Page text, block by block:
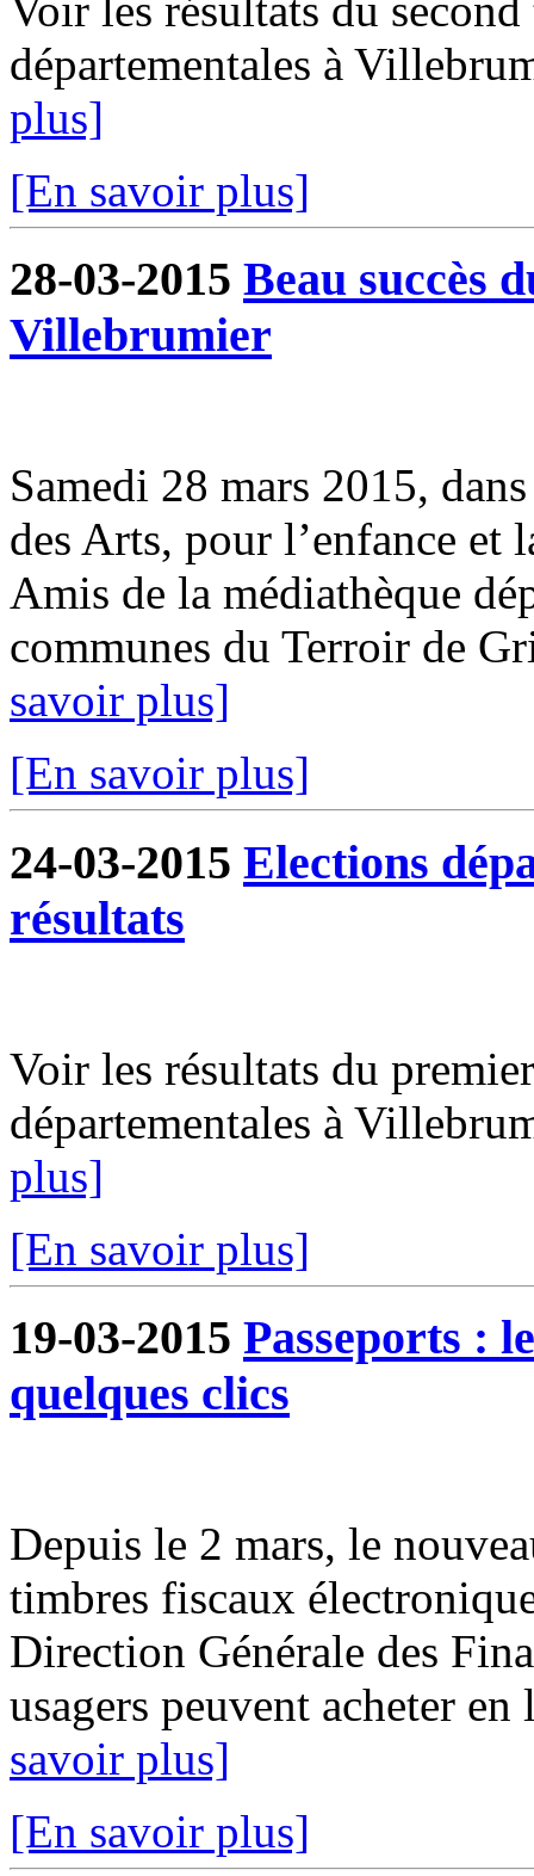
départementales à
plus]
[En savoir plus]
28-03-2015 Beau succès
Villebrumier
Samedi 28 mars 2015,
des Arts, pour l’enfance et
Amis de la médiathèque
communes du Terroir de
savoir plus]
[En savoir plus]
24-03-2015 Elections
résultats
Voir les résultats du
départementales à
plus]
[En savoir plus]
19-03-2015 Passeports :
quelques clics
Depuis le 2 mars, le
timbres fiscaux
Direction Générale des
usagers peuvent acheter
savoir plus]
[En savoir plus]